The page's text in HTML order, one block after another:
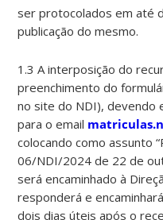
ser protocolados em até
publicação do mesmo.
1.3 A interposição do
preenchimento do
no site do NDI), devendo
para o email
colocando como assunto
06/NDI/2024 de 22 de
será encaminhado à
responderá e
dois dias úteis após o